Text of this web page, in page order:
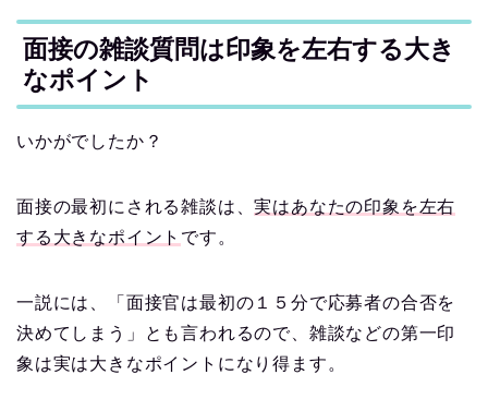
面接の雑談質問は印象を左右する大き
なポイント
いかがでしたか？
面接の最初にされる雑談は、実はあなたの印象を左右
する大きなポイント です。
一説には、「面接官は最初の１５分で応募者の合否を
決めてしまう」とも言われるので、雑談などの第一印
象は実は大きなポイントになり得ます。